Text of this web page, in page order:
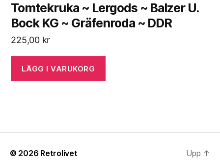
Tomtekruka ~ Lergods ~ Balzer U.
Bock KG ~ Gräfenroda ~ DDR
225,00 kr
LÄGG I VARUKORG
© 2026 Retrolivet Upp ↑